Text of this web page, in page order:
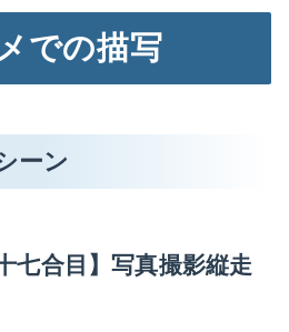
での描写
ーン
七合目】写真撮影縦走